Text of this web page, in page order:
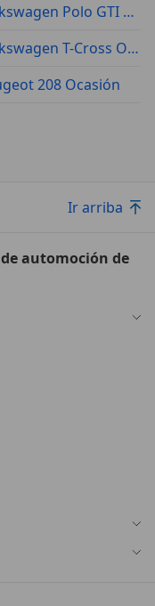
Volkswagen Polo GTI Ocasión
Volkswagen T-Cross Ocasión
208 Ocasión
Ir arriba
automoción de